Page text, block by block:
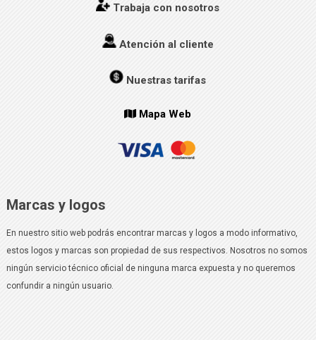
Trabaja con nosotros
Atención al cliente
Nuestras tarifas
Mapa Web
Marcas y logos
En nuestro sitio web podrás encontrar marcas y logos a modo informativo,
estos logos y marcas son propiedad de sus respectivos. Nosotros no somos
ningún servicio técnico oficial de ninguna marca expuesta y no queremos
confundir a ningún usuario.